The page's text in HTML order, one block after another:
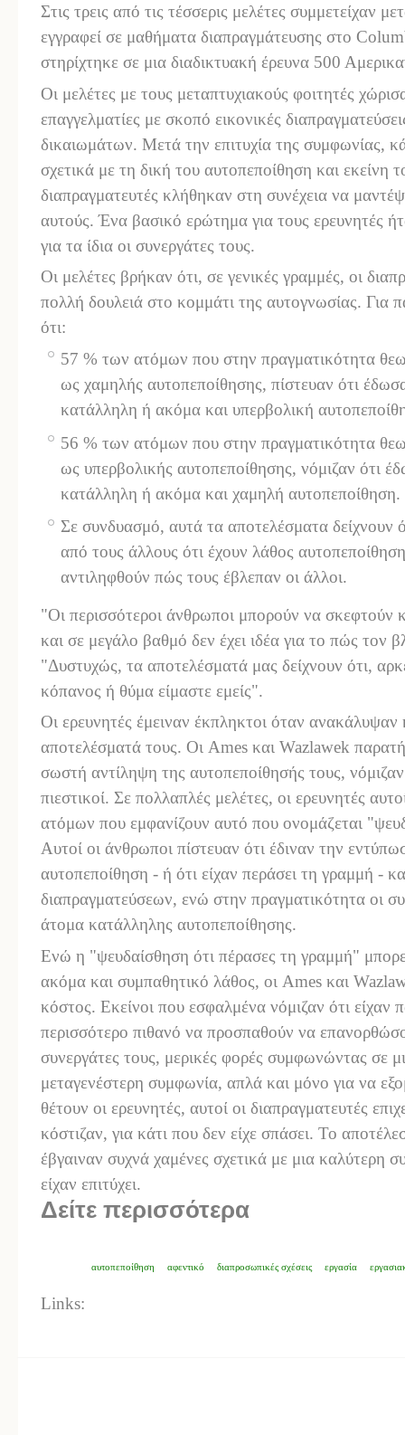
Στις τρεις από τις τέσσερις μελέτες συμμετείχαν
εγγραφεί σε μαθήματα διαπραγμάτευσης στο
στηρίχτηκε σε μια διαδικτυακή έρευνα 500
Οι μελέτες με τους μεταπτυχιακούς φοιτητές
επαγγελματίες με σκοπό εικονικές
δικαιωμάτων. Μετά την επιτυχία της συμφωνίας,
σχετικά με τη δική του αυτοπεποίθηση και εκείνη
διαπραγματευτές κλήθηκαν στη συνέχεια να
αυτούς. Ένα βασικό ερώτημα για τους ερευνητές
για τα ίδια οι συνεργάτες τους.
Οι μελέτες βρήκαν ότι, σε γενικές γραμμές, οι
πολλή δουλειά στο κομμάτι της αυτογνωσίας. Για
ότι:
57 % των ατόμων που στην πραγματικότητα
ως χαμηλής αυτοπεποίθησης, πίστευαν ότι
κατάλληλη ή ακόμα και υπερβολική
56 % των ατόμων που στην πραγματικότητα
ως υπερβολικής αυτοπεποίθησης, νόμιζαν ότι
κατάλληλη ή ακόμα και χαμηλή αυτοπεποίθηση.
Σε συνδυασμό, αυτά τα αποτελέσματα δείχνουν
από τους άλλους ότι έχουν λάθος
αντιληφθούν πώς τους έβλεπαν οι άλλοι.
"Οι περισσότεροι άνθρωποι μπορούν να σκεφτούν
και σε μεγάλο βαθμό δεν έχει ιδέα για το πώς τον
"Δυστυχώς, τα αποτελέσματά μας δείχνουν ότι,
κόπανος ή θύμα είμαστε εμείς".
Οι ερευνητές έμειναν έκπληκτοι όταν
αποτελέσματά τους. Οι Ames και Wazlawek
σωστή αντίληψη της αυτοπεποίθησής τους,
πιεστικοί. Σε πολλαπλές μελέτες, οι ερευνητές
ατόμων που εμφανίζουν αυτό που ονομάζεται
Αυτοί οι άνθρωποι πίστευαν ότι έδιναν την
αυτοπεποίθηση - ή ότι είχαν περάσει τη γραμμή -
διαπραγματεύσεων, ενώ στην πραγματικότητα οι
άτομα κατάλληλης αυτοπεποίθησης.
Ενώ η "ψευδαίσθηση ότι πέρασες τη γραμμή"
ακόμα και συμπαθητικό λάθος, οι Ames και
κόστος. Εκείνοι που εσφαλμένα νόμιζαν ότι
περισσότερο πιθανό να προσπαθούν να
συνεργάτες τους, μερικές φορές συμφωνώντας σε
μεταγενέστερη συμφωνία, απλά και μόνο για να
θέτουν οι ερευνητές, αυτοί οι διαπραγματευτές
κόστιζαν, για κάτι που δεν είχε σπάσει. Το
έβγαιναν συχνά χαμένες σχετικά με μια
είχαν επιτύχει.
Δείτε περισσότερα
αυτοπεποίθηση αφεντικό διαπροσωπικές σχέσεις εργασία
Links: